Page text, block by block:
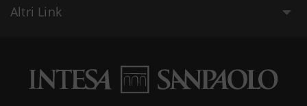
Altri Link